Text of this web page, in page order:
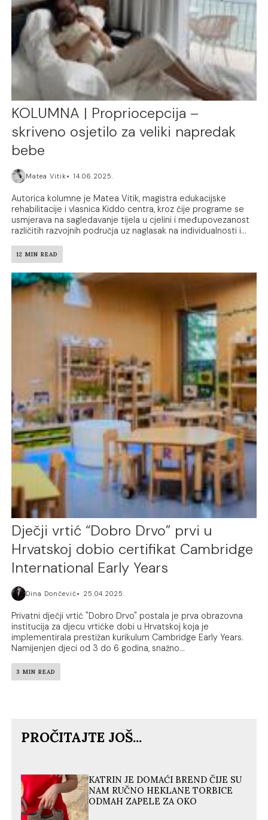
KOLUMNA | Propriocepcija –
skriveno osjetilo za veliki napredak
bebe
Matea Vitik 14.06.2025.
Autorica kolumne je Matea Vitik, magistra edukacijske
rehabilitacije i vlasnica Kiddo centra, kroz čije programe se
usmjerava na sagledavanje tijela u cjelini i međupovezanost
različitih razvojnih područja uz naglasak na individualnosti i...
12 MIN READ
Dječji vrtić “Dobro Drvo” prvi u
Hrvatskoj dobio certifikat Cambridge
International Early Years
Dina Dončević 25.04.2025.
Privatni dječji vrtić "Dobro Drvo" postala je prva obrazovna
institucija za djecu vrtićke dobi u Hrvatskoj koja je
implementirala prestižan kurikulum Cambridge Early Years.
Namijenjen djeci od 3 do 6 godina, snažno...
3 MIN READ
PROČITAJTE JOŠ...
KATRIN JE DOMAĆI BREND ČIJE SU
NAM RUČNO HEKLANE TORBICE
ODMAH ZAPELE ZA OKO